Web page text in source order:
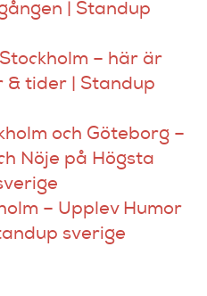
| Standup
– här är
& tider | Standup
och Göteborg –
Nöje på Högsta
– Upplev Humor
sverige